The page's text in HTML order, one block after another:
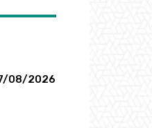
08/2026